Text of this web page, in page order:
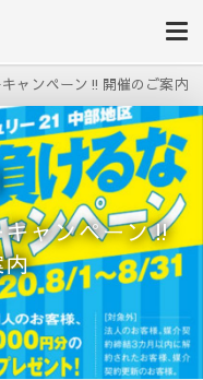
ャンペーン‼開催のご案内
キャンペーン‼
内